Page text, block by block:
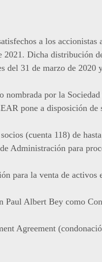
a los
Dicha distribución
del 31 de marzo de 2020
nombrada por la
pone a disposición de
(cuenta 118) de
Administración para
para la venta de activos
Albert Bey como
Agreement